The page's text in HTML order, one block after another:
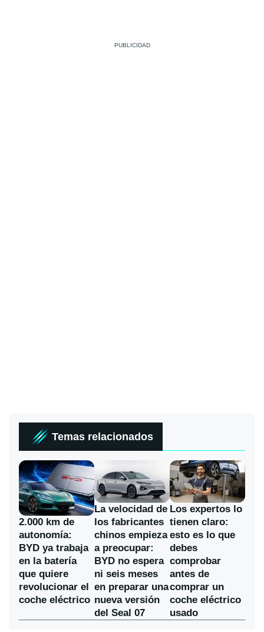
Temas relacionados
2.000 km de
autonomía:
BYD ya trabaja
en la batería
que quiere
revolucionar el
coche eléctrico
La velocidad de
los fabricantes
chinos empieza
a preocupar:
BYD no espera
ni seis meses
en preparar una
nueva versión
del Seal 07
Los expertos lo
tienen claro:
esto es lo que
debes
comprobar
antes de
comprar un
coche eléctrico
usado